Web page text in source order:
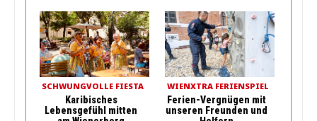
SCHWUNGVOLLE FIESTA
Karibisches
Lebensgefühl mitten
WIENXTRA FERIENSPIEL
Ferien-Vergnügen mit
unseren Freunden und